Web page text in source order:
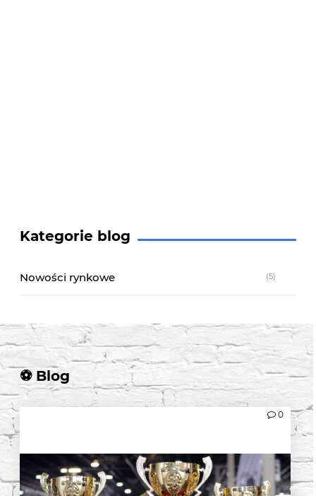
Kategorie blog
Nowości rynkowe (5)
0